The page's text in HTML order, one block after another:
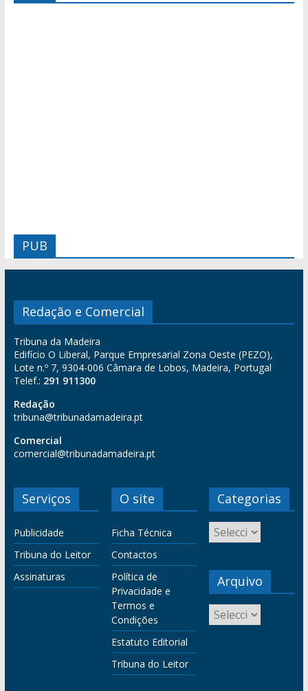
PUB
Redação e Comercial
Tribuna da Madeira
Edifício O Liberal, Parque Empresarial Zona Oeste (PEZO),
Lote n.º 7, 9304-006 Câmara de Lobos, Madeira, Portugal
Telef.: 291 911300
Redação
tribuna@tribunadamadeira.pt
Comercial
comercial@tribunadamadeira.pt
Serviços
Publicidade
Tribuna do Leitor
Assinaturas
O site
Ficha Técnica
Contactos
Política de
Privacidade e
Termos e
Condições
Estatuto Editorial
Tribuna do Leitor
Categorias
Arquivo